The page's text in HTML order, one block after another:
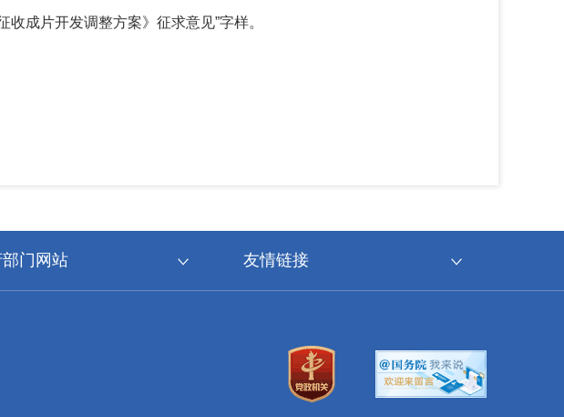
成片开发调整方案》征求意见”字样。
门网站 友情链接